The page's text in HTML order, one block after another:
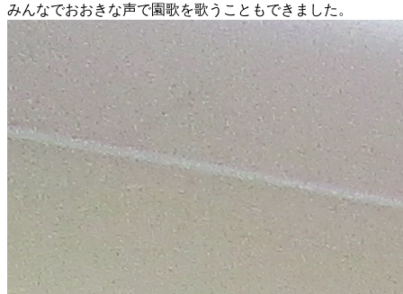
みんなでおおきな声で園歌を歌うこともできました。